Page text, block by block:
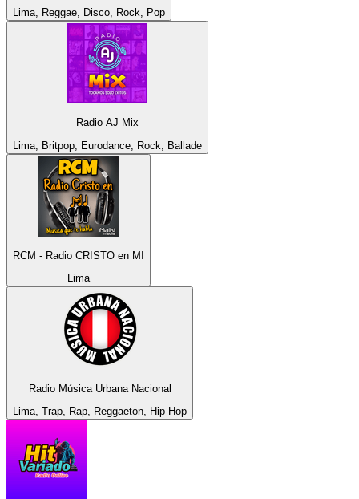
Lima, Reggae, Disco, Rock, Pop
Radio AJ Mix
Lima, Britpop, Eurodance, Rock, Ballade
RCM - Radio CRISTO en MI
Lima
Radio Música Urbana Nacional
Lima, Trap, Rap, Reggaeton, Hip Hop